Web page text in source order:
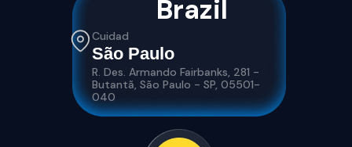
Brazil
Cuidad
São Paulo
R. Des. Armando Fairbanks, 281 -
Butantã, São Paulo - SP, 05501-
040